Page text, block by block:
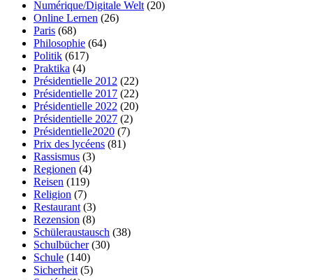
Numérique/Digitale Welt(20)
Online Lernen (26)
Paris (68)
Philosophie (64)
Politik (617)
Praktika (4)
Présidentielle 2012 (22)
Présidentielle 2017 (22)
Présidentielle 2022 (20)
Présidentielle 2027 (2)
Présidentielle2020 (7)
Prix des lycéens (81)
Rassismus (3)
Regionen (4)
Reisen (119)
Religion (7)
Restaurant(3)
Rezension (8)
Schüleraustausch (38)
Schulbücher(30)
Schule (140)
Sicherheit(5)